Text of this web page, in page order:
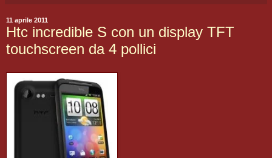
11 aprile 2011
Htc incredible S con un display TFT
touchscreen da 4 pollici